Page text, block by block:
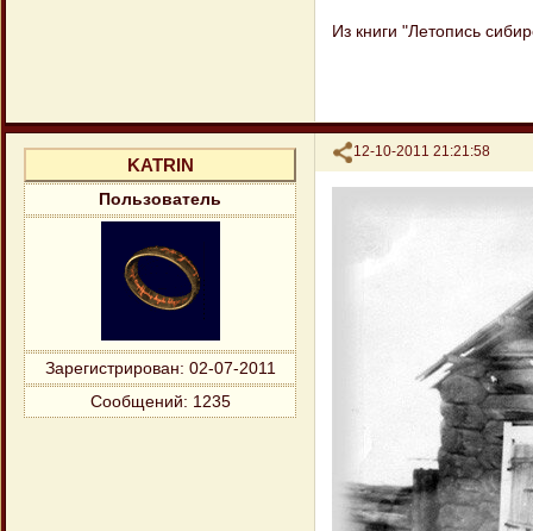
Из книги "Летопись
Поделиться
12-10-2011 21:21:58
KATRIN
Пользователь
Зарегистрирован: 02-07-2011
Сообщений: 1235